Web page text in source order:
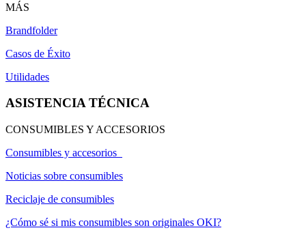
MÁS
Brandfolder
Casos de Éxito
Utilidades
ASISTENCIA TÉCNICA
CONSUMIBLES Y ACCESORIOS
Consumibles y accesorios
Noticias sobre consumibles
Reciclaje de consumibles
¿Cómo sé si mis consumibles son originales OKI?